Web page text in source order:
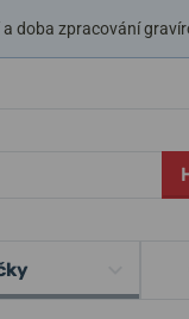
a doba zpracování